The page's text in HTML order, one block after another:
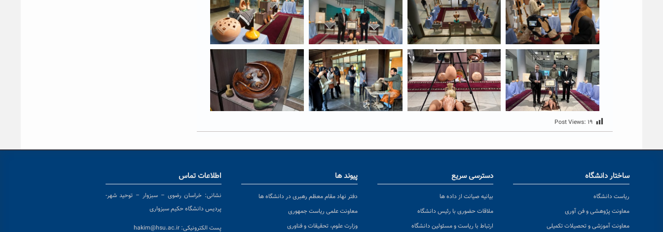
Post Views: ۱۹
ساختار دانشگاه
ریاست دانشگاه
معاونت پژوهشی و فن آوری
معاونت آموزشی و تحصیلات تکمیلی
دسترسی سریع
بیانیه صیانت از داده ها
ملاقات حضوری با رئیس دانشگاه
ارتباط با ریاست و مسئولین دانشگاه
پیوند ها
دفتر نهاد مقام معظم رهبری در دانشگاه ها
معاونت علمی ریاست جمهوری
وزارت علوم، تحقیقات و فناوری
اطلاعات تماس
نشانی: خراسان رضوی – سبزوار – توحید شهر-
پردیس دانشگاه حکیم سبزواری
پست الکترونیکی: hakim@hsu.ac.ir